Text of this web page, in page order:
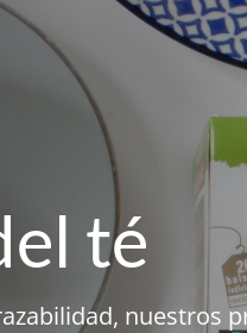
té
nuestros